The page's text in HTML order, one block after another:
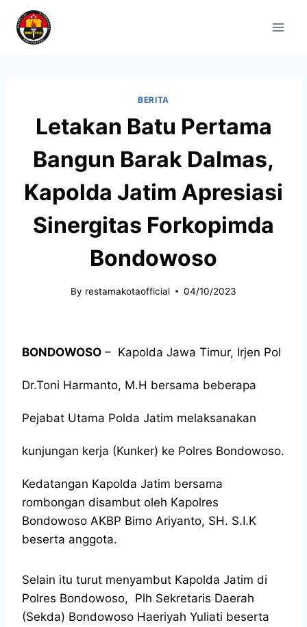
BERITA
Letakan Batu Pertama
Bangun Barak Dalmas,
Kapolda Jatim Apresiasi
Sinergitas Forkopimda
Bondowoso
By restamakotaofficial 04/10/2023
BONDOWOSO – Kapolda Jawa Timur, Irjen Pol
Dr.Toni Harmanto, M.H bersama beberapa
Pejabat Utama Polda Jatim melaksanakan
kunjungan kerja (Kunker) ke Polres Bondowoso.
Kedatangan Kapolda Jatim bersama
rombongan disambut oleh Kapolres
Bondowoso AKBP Bimo Ariyanto, SH. S.I.K
beserta anggota.
Selain itu turut menyambut Kapolda Jatim di
Polres Bondowoso, Plh Sekretaris Daerah
(Sekda) Bondowoso Haeriyah Yuliati beserta